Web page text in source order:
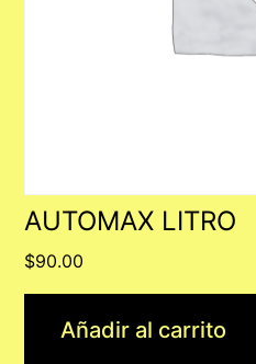
AUTOMAX LITRO
$90.00
Añadir al carrito